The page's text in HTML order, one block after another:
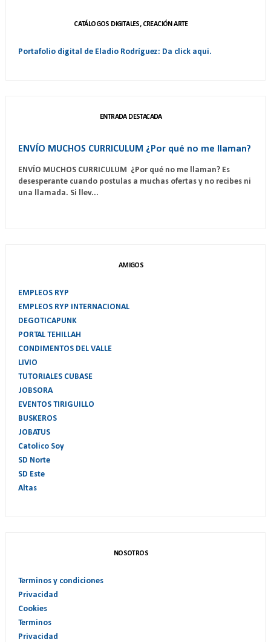
CATÁLOGOS DIGITALES, CREACIÓN ARTE
Portafolio digital de Eladio Rodríguez: Da click aqui.
ENTRADA DESTACADA
ENVÍO MUCHOS CURRICULUM ¿Por qué no me llaman?
ENVÍO MUCHOS CURRICULUM ¿Por qué no me llaman? Es
desesperante cuando postulas a muchas ofertas y no recibes ni
una llamada. Si llev...
AMIGOS
EMPLEOS RYP
EMPLEOS RYP INTERNACIONAL
DEGOTICAPUNK
PORTAL TEHILLAH
CONDIMENTOS DEL VALLE
LIVIO
TUTORIALES CUBASE
JOBSORA
EVENTOS TIRIGUILLO
BUSKEROS
JOBATUS
Catolico Soy
SD Norte
SD Este
Altas
NOSOTROS
Terminos y condiciones
Privacidad
Cookies
Terminos
Privacidad